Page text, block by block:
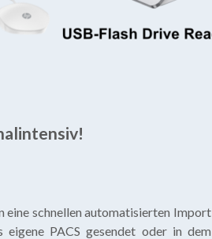
eine schnellen automatisierten Import
PACS gesendet oder in dem